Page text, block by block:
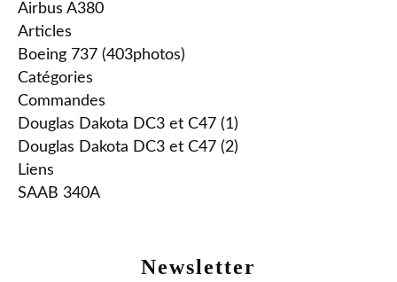
Newsletter
Airbus A380
Articles
Boeing 737 (403photos)
Catégories
Commandes
Douglas Dakota DC3 et C47 (1)
Douglas Dakota DC3 et C47 (2)
Liens
SAAB 340A